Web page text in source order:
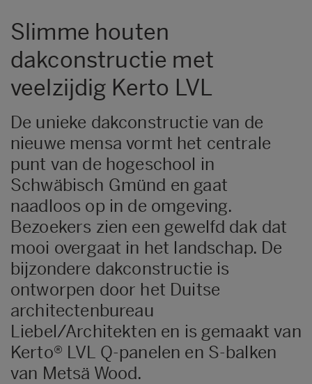
Slimme houten
dakconstructie met
veelzijdig Kerto LVL
De unieke dakconstructie van de
nieuwe mensa vormt het centrale
punt van de hogeschool in
Schwäbisch Gmünd en gaat
naadloos op in de omgeving.
Bezoekers zien een gewelfd dak dat
mooi overgaat in het landschap. De
bijzondere dakconstructie is
ontworpen door het Duitse
architectenbureau
Liebel/Architekten en is gemaakt van
Kerto® LVL Q-panelen en S-balken
van Metsä Wood.